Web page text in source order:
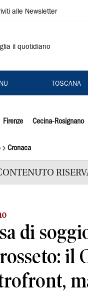
alle Newsletter
il quotidiano
TOSCANA
Firenze Cecina-Rosignano
Cronaca
di
il